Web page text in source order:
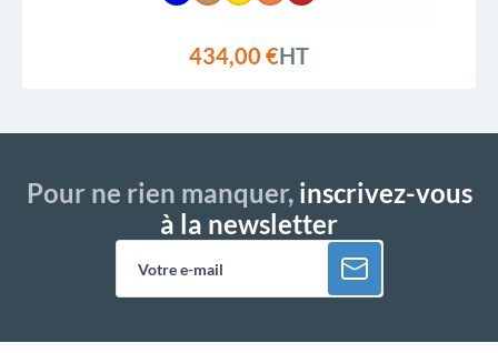
434,00 €HT
Pour ne rien manquer,inscrivez-vous
à la newsletter